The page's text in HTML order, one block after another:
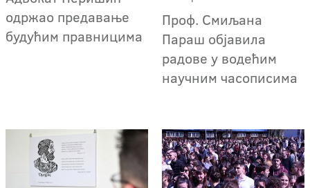
одржао предавање
будућим правницима
Проф. Смиљана
Параш објавила
радове у водећим
научним часописима